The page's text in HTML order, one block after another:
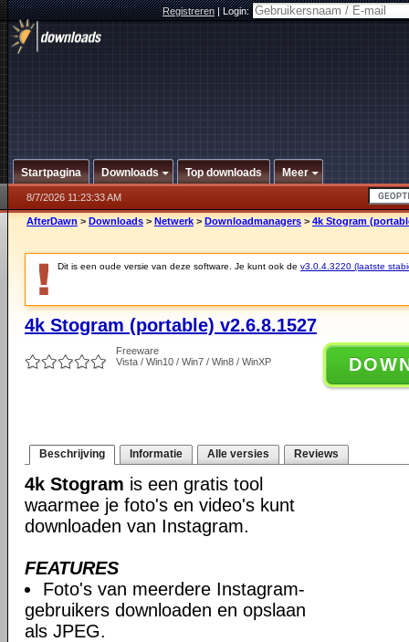
Registreren|Login:
Startpagina Downloads Top downloads Meer
8/7/2026 11:23:33 AM
AfterDawn > Downloads > Netwerk > Downloadmanagers > 4k Stogram
Dit is een oude versie van deze software. Je kunt ook de v3.0.4.3220 (laatste
4k Stogram (portable) v2.6.8.1527
Freeware
Vista / Win10 / Win7 / Win8 / WinXP
Beschrijving Informatie Alle versies Reviews
4k Stogram is een gratis tool
waarmee je foto's en video's kunt
downloaden van Instagram.
FEATURES
Foto's van meerdere Instagram-
gebruikers downloaden en opslaan
als JPEG.